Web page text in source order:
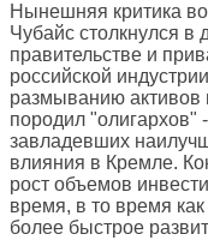
Нынешняя критика
Чубайс столкнулся в
правительстве и
российской
размыванию
породил "олигархов"
завладевших
влияния в Кремле.
рост объемов
время, в то время
более быстрое